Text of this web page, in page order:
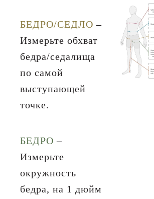
БЕДРО/СЕДЛО –
Измерьте обхват
бедра/седалища
по самой
выступающей
точке.
БЕДРО –
Измерьте
окружность
бедра, на 1 дюйм